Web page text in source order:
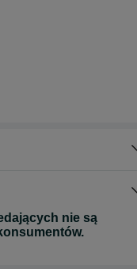
na sprawdzone
nie są